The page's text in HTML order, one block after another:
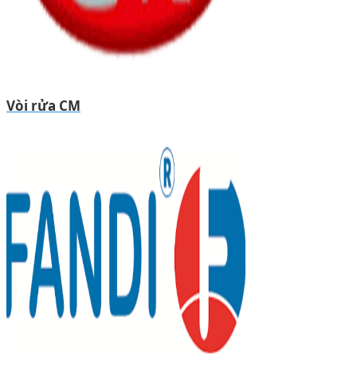
Vòi rửa CM